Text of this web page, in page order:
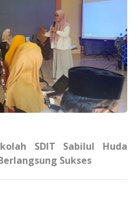
SDIT Sabilul Huda
Sukses